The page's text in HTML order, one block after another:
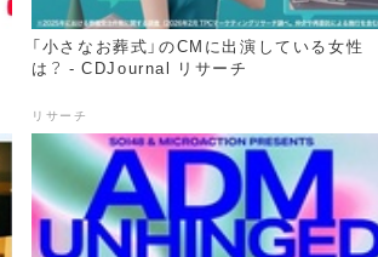
「小さなお葬式」のCMに出演している女性
は？ - CDJournal リサーチ
リサーチ